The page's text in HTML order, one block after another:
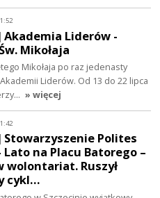
Akademia Liderów -
Mikołaja
Mikołaja po raz jedenasty
Liderów. Od 13 do 22 lipca
» więcej
Stowarzyszenie Polites
Lato na Placu Batorego –
wolontariat. Ruszył
cykl…